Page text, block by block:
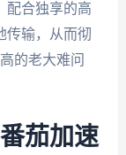
配合独享的高
传输，从而彻
的老大难问
茄加速